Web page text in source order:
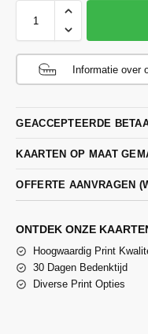
Informatie over
GEACCEPTEERDE
KAARTEN OP MAAT
OFFERTE AANVRAGEN
ONTDEK ONZE
Hoogwaardig Print
30 Dagen Bedenktijd
Diverse Print Opties